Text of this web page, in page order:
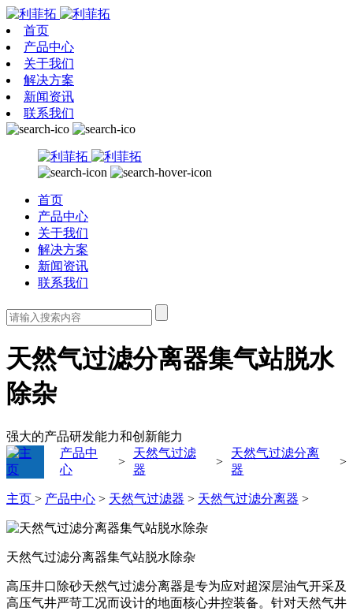
首页
产品中心
关于我们
解决方案
新闻资讯
联系我们
首页
产品中心
关于我们
解决方案
新闻资讯
联系我们
天然气过滤分离器集气站脱水
除杂
强大的产品研发能力和创新能力
产品中
心
>
天然气过滤
器
>
天然气过滤分离
器
>
主页 > 产品中心 > 天然气过滤器 > 天然气过滤分离器 >
天然气过滤分离器集气站脱水除杂
高压井口除砂天然气过滤分离器是专为应对超深层油气开采及
高压气井严苛工况而设计的地面核心井控装备。针对天然气井